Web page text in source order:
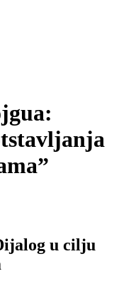
u cilju